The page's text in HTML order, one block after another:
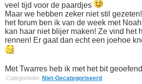
veel tijd voor de paardjes
Maar we hebben zeker niet stil
het forum ben ik van de week met
kan haar niet blijer maken! Ze vind het
rennen! Er gaat dan echt een joehoe
Met Twarres heb ik met het bit
Categorieën: Niet-Gecategoriseerd